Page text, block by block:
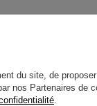
du site, de
nos Partenaires de